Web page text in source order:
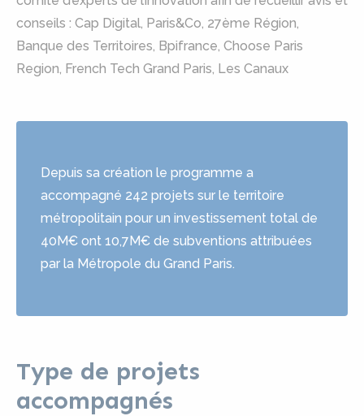
conseils : Cap Digital, Paris&Co, 27ème Région,
Banque des Territoires, Bpifrance, Choose Paris
Region, French Tech Grand Paris, Les Canaux
Depuis sa création le programme a
accompagné 242 projets sur le territoire
métropolitain pour un investissement total de
40M€ ont 10,7M€ de subventions attribuées
par la Métropole du Grand Paris.
Type de projets
accompagnés